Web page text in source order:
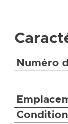
Numéro
Condition